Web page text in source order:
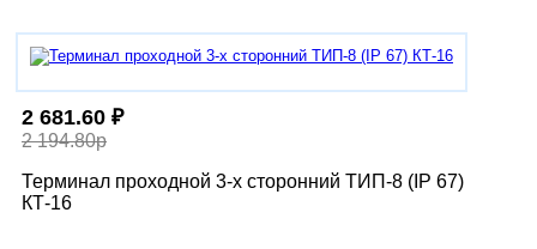
2 681.60 ₽
2 194.80р
Терминал проходной 3-х сторонний ТИП-8 (IP 67)
КТ-16